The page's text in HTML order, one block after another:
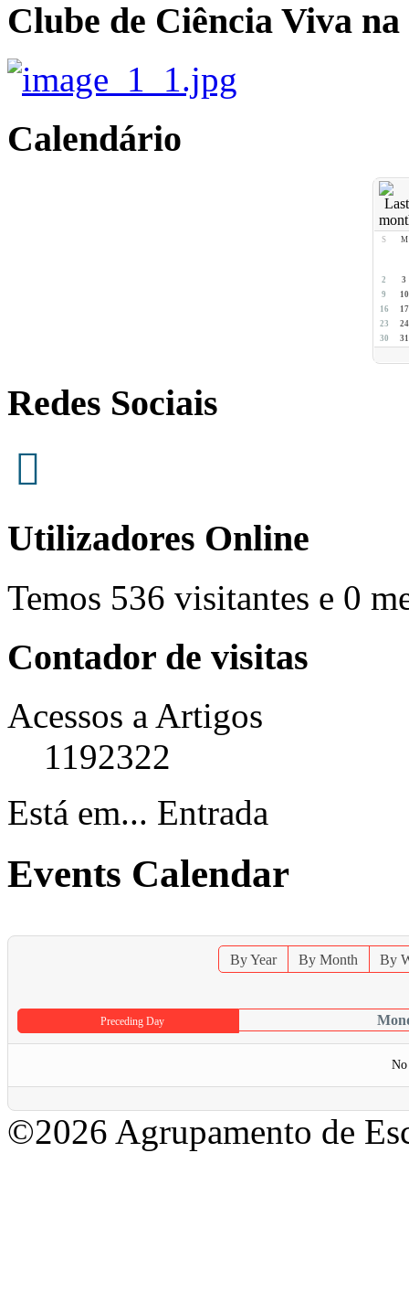
Clube de Ciência Viva
Calendário
S M
2
3
9
10
16
17
23
24
30
31
Redes Sociais
Utilizadores Online
Temos 536 visitantes e 0
Contador de visitas
Acessos a Artigos
1192322
Está em... Entrada
Events Calendar
By Year By Month By
Preceding Day
No
©2026 Agrupamento de